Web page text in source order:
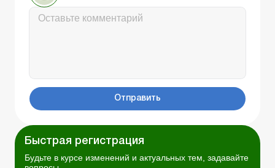
Отправить
Быстрая регистрация
Будьте в курсе изменений и актуальных тем, задавайте